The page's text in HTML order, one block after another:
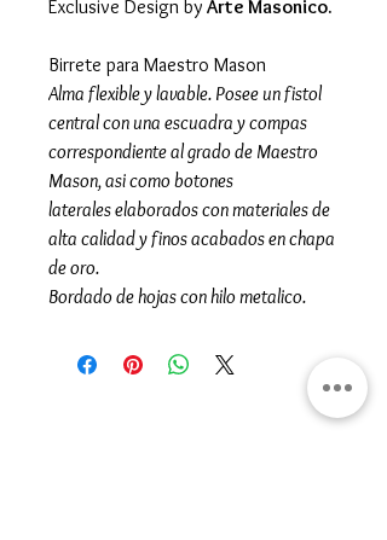
Exclusive Design by Arte Masonico.
Birrete para Maestro Mason
Alma flexible y lavable. Posee un fistol
central con una escuadra y compas
correspondiente al grado de Maestro
Mason, asi como botones
laterales elaborados con materiales de
alta calidad y finos acabados en chapa
de oro.
Bordado de hojas con hilo metalico.